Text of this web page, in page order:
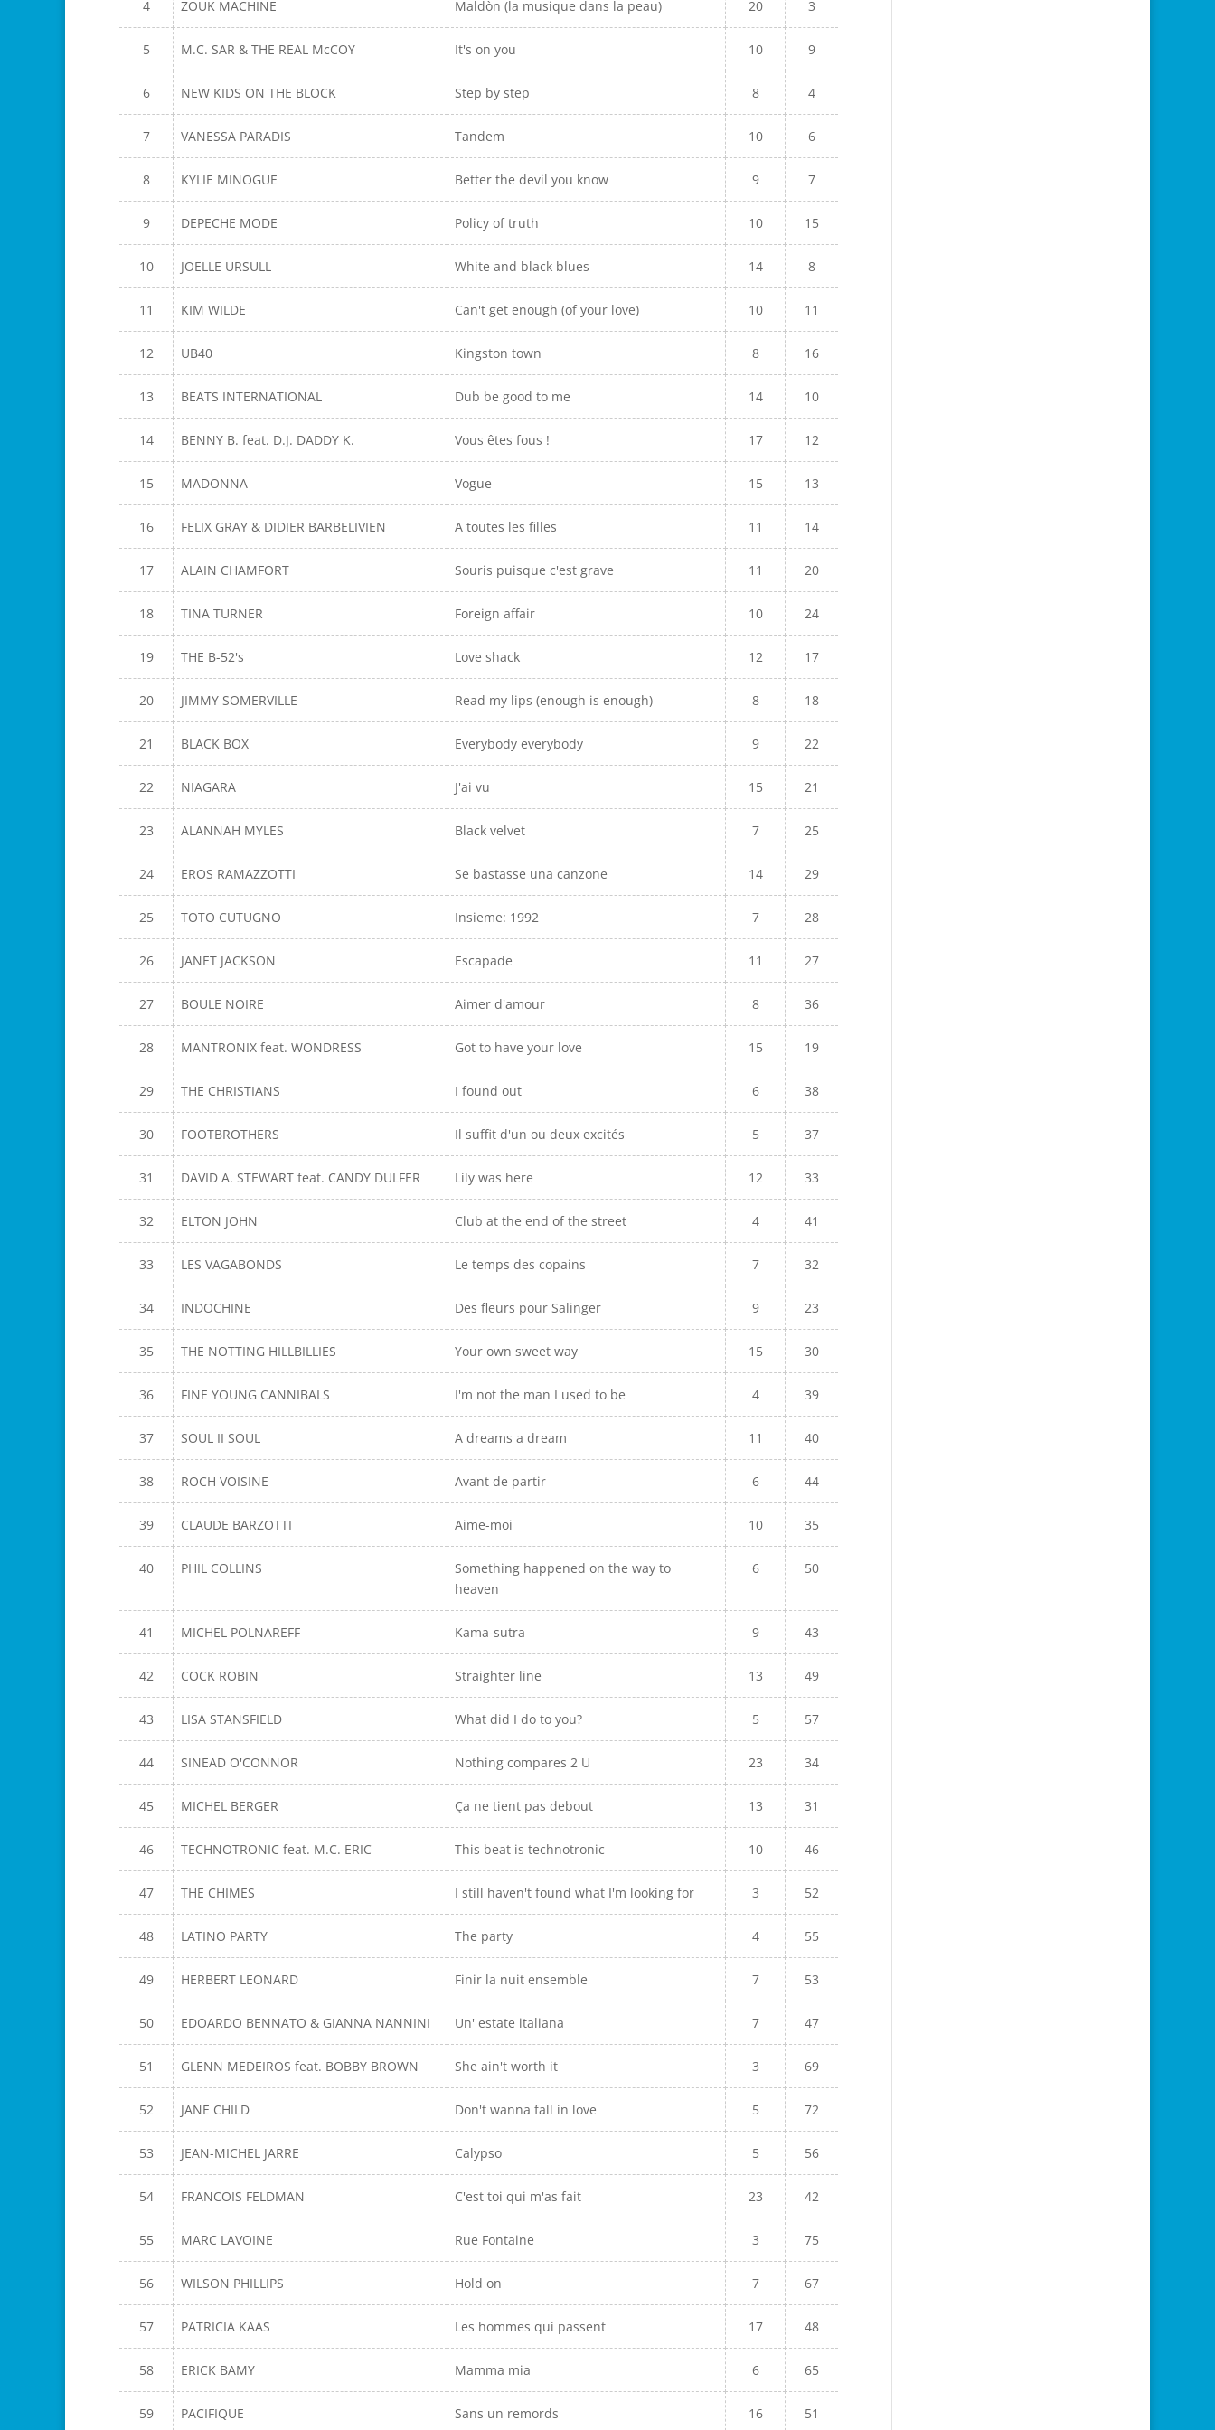
4 ZOUK MACHINE Maldòn (la musique dans la peau) 20 3
5 M.C. SAR & THE REAL McCOY It's on you 10 9
6 NEW KIDS ON THE BLOCK Step by step 8 4
7 VANESSA PARADIS Tandem 10 6
8 KYLIE MINOGUE Better the devil you know 9 7
9 DEPECHE MODE Policy of truth 10 15
10 JOELLE URSULL White and black blues 14 8
11 KIM WILDE Can't get enough (of your love) 10 11
12 UB40 Kingston town 8 16
13 BEATS INTERNATIONAL Dub be good to me 14 10
14 BENNY B. feat. D.J. DADDY K. Vous êtes fous ! 17 12
15 MADONNA Vogue 15 13
16 FELIX GRAY & DIDIER BARBELIVIEN A toutes les filles 11 14
17 ALAIN CHAMFORT Souris puisque c'est grave 11 20
18 TINA TURNER Foreign affair 10 24
19 THE B-52's Love shack 12 17
20 JIMMY SOMERVILLE Read my lips (enough is enough) 8 18
21 BLACK BOX Everybody everybody 9 22
22 NIAGARA J'ai vu 15 21
23 ALANNAH MYLES Black velvet 7 25
24 EROS RAMAZZOTTI Se bastasse una canzone 14 29
25 TOTO CUTUGNO Insieme: 1992 7 28
26 JANET JACKSON Escapade 11 27
27 BOULE NOIRE Aimer d'amour 8 36
28 MANTRONIX feat. WONDRESS Got to have your love 15 19
29 THE CHRISTIANS I found out 6 38
30 FOOTBROTHERS Il suffit d'un ou deux excités 5 37
31 DAVID A. STEWART feat. CANDY DULFER Lily was here 12 33
32 ELTON JOHN Club at the end of the street 4 41
33 LES VAGABONDS Le temps des copains 7 32
34 INDOCHINE Des fleurs pour Salinger 9 23
35 THE NOTTING HILLBILLIES Your own sweet way 15 30
36 FINE YOUNG CANNIBALS I'm not the man I used to be 4 39
37 SOUL II SOUL A dreams a dream 11 40
38 ROCH VOISINE Avant de partir 6 44
39 CLAUDE BARZOTTI Aime-moi 10 35
40 PHIL COLLINS
Something happened on the way to
heaven
6 50
41 MICHEL POLNAREFF Kama-sutra 9 43
42 COCK ROBIN Straighter line 13 49
43 LISA STANSFIELD What did I do to you? 5 57
44 SINEAD O'CONNOR Nothing compares 2 U 23 34
45 MICHEL BERGER Ça ne tient pas debout 13 31
46 TECHNOTRONIC feat. M.C. ERIC This beat is technotronic 10 46
47 THE CHIMES I still haven't found what I'm looking for 3 52
48 LATINO PARTY The party 4 55
49 HERBERT LEONARD Finir la nuit ensemble 7 53
50 EDOARDO BENNATO & GIANNA NANNINI Un' estate italiana 7 47
51 GLENN MEDEIROS feat. BOBBY BROWN She ain't worth it 3 69
52 JANE CHILD Don't wanna fall in love 5 72
53 JEAN-MICHEL JARRE Calypso 5 56
54 FRANCOIS FELDMAN C'est toi qui m'as fait 23 42
55 MARC LAVOINE Rue Fontaine 3 75
56 WILSON PHILLIPS Hold on 7 67
57 PATRICIA KAAS Les hommes qui passent 17 48
58 ERICK BAMY Mamma mia 6 65
59 PACIFIQUE Sans un remords 16 51